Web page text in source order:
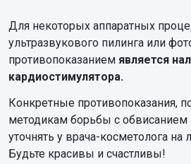
Для некоторых аппаратных
ультразвукового пилинга или
противопоказанием является
кардиостимулятора.
Конкретные противопоказания,
методикам борьбы с
уточнять у врача-косметолога на
Будьте красивы и счастливы!